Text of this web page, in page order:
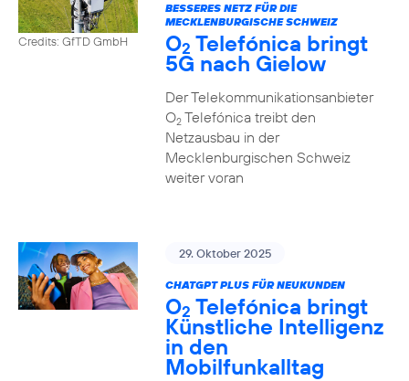
Credits: GfTD GmbH
BESSERES NETZ FÜR DIE
MECKLENBURGISCHE SCHWEIZ
O2 Telefónica bringt
5G nach Gielow
Der Telekommunikationsanbieter
O2Telefónica treibt den
Netzausbau in der
Mecklenburgischen Schweiz
weiter voran
29. Oktober 2025
CHATGPT PLUS FÜR NEUKUNDEN
O2 Telefónica bringt
Künstliche Intelligenz
in den
Mobilfunkalltag